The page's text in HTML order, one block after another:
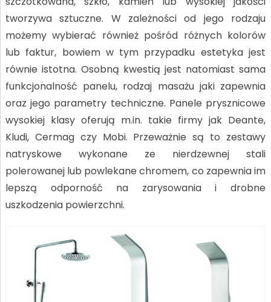
tworzywa sztuczne. W zależności od jego rodzaju
możemy wybierać również pośród różnych kolorów
lub faktur, bowiem w tym przypadku estetyka jest
równie istotna. Osobną kwestią jest natomiast sama
funkcjonalność panelu, rodzaj masażu jaki zapewnia
oraz jego parametry techniczne. Panele prysznicowe
wysokiej klasy oferują m.in. takie firmy jak Deante,
Kludi, Cermag czy Mobi. Przeważnie są to zestawy
natryskowe wykonane ze nierdzewnej stali
polerowanej lub powlekane chromem, co zapewnia im
lepszą odporność na zarysowania i drobne
uszkodzenia powierzchni.